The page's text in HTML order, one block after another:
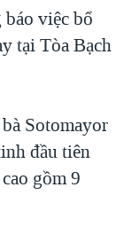
CUỘC'
việc bổ
tại Tòa Bạch
Sotomayor
đầu tiên
gồm 9